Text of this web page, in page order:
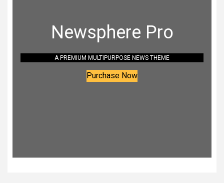
Newsphere Pro
A PREMIUM MULTIPURPOSE NEWS THEME
Purchase Now